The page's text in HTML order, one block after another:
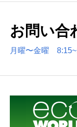
お問い合
月曜〜金曜